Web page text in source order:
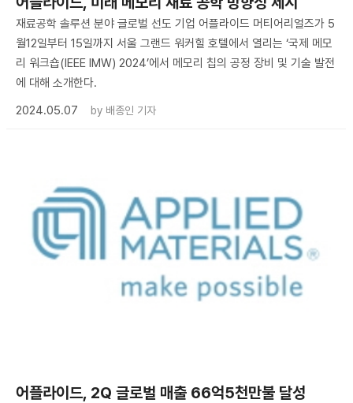
재료공학 솔루션 분야 글로벌 선도 기업 어플라이드 머티어리얼즈가 5
월12일부터 15일까지 서울 그랜드 워커힐 호텔에서 열리는 ‘국제 메모
리 워크숍(IEEE IMW) 2024’에서 메모리 칩의 공정 장비 및 기술 발전
에 대해 소개한다.
2024.05.07
by 배종인 기자
어플라이드, 2Q 글로벌 매출 66억5천만불 달성